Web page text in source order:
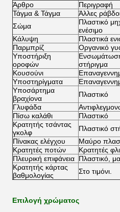
Άρθρο
Περιγραφή
Τάγμα & Τάγμα
Άλλες
Σώμα
Πλαστικό
ενέσιμο
Κάλυψη
Πλαστικά
Παρμπρίζ
Οργανικό
Υποστήριξη
οροφών
στήριγμα
Κουσούνι
Υποστηρίγματα
Υποσάρτημα
βραχίονα
Πλαστικό
Γλυφάδα
Πίσω καλάθι
Πλαστικό
Κρατητής τσάντας
γκολφ
Πλαστικό
Πίνακας ελέγχου
Μαύρο
Κρατητές ποτών
Κρατητές
Πλευρική επιφάνεια Πλαστικό,
Κρατητής κάρτας
βαθμολογίας
Στο τιμόνι.
Επιλογή χρώματος